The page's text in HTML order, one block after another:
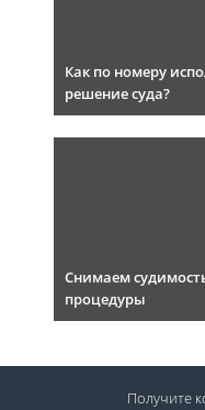
Как по номеру
решение суда?
Снимаем
процедуры
Получите